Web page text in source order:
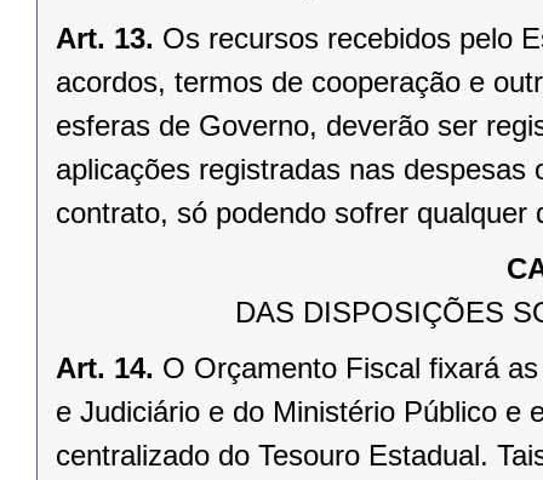
Art. 13. Os recursos recebidos pelo
acordos, termos de cooperação e
esferas de Governo, deverão ser
aplicações registradas nas
contrato, só podendo sofrer qualquer
DAS DISPOSIÇÕES
Art. 14. O Orçamento Fiscal fixará
e Judiciário e do Ministério Público e
centralizado do Tesouro Estadual.